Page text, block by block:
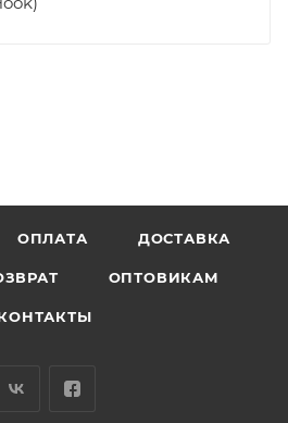
ОПЛАТА ДОСТАВКА
ОПТОВИКАМ